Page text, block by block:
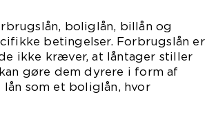
boliglån, billån og
betingelser. Forbrugslån er
ikke kræver, at låntager stiller
gøre dem dyrere i form af
som et boliglån, hvor